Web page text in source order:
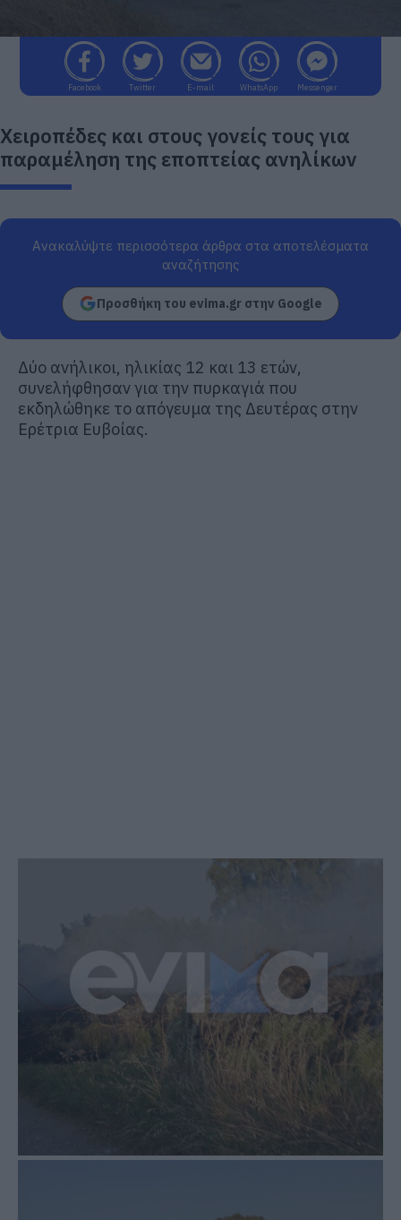
Facebook Twitter E-mail WhatsApp Messenger
Χειροπέδες και στους γονείς τους για
παραμέληση της εποπτείας ανηλίκων
Ανακαλύψτε περισσότερα άρθρα στα αποτελέσματα
αναζήτησης
Προσθήκη του evima.gr στην Google
Δύο ανήλικοι, ηλικίας 12 και 13 ετών,
συνελήφθησαν για την πυρκαγιά που
εκδηλώθηκε το απόγευμα της Δευτέρας στην
Ερέτρια Ευβοίας.